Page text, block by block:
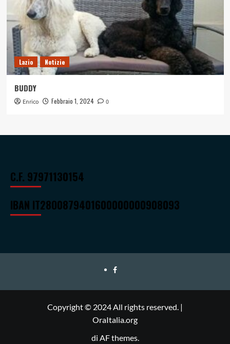
Lazio Notizie
BUDDY
Enrico Febbraio 1, 2024 0
C.F. 97971130154
IBAN IT28O0879401600000000908093
Ora
Copyright © 2024 All rights reserved. |
OraItalia.org
di AF themes.